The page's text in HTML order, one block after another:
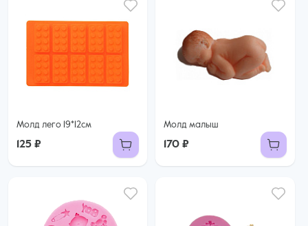
Молд лего 19*12см
125 ₽
Молд малыш
170 ₽